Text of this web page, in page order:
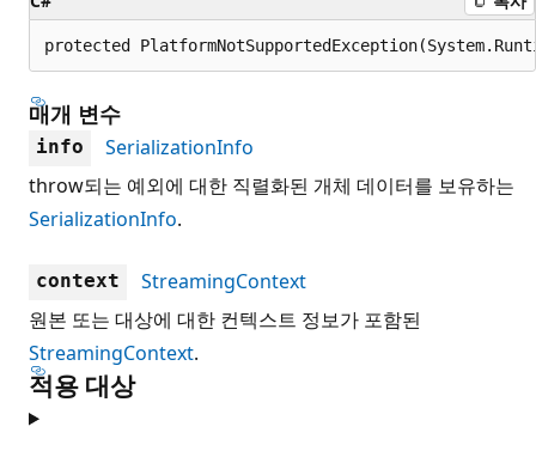
protected
매개 변수
info
SerializationInfo
throw되는 예외에 대한 직렬화된 개체 데이터를 보유하는
SerializationInfo.
context
StreamingContext
원본 또는 대상에 대한 컨텍스트 정보가 포함된
StreamingContext.
적용 대상